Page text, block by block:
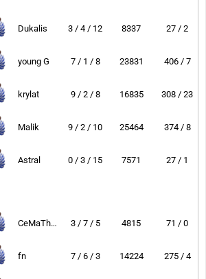
Dukalis 3 / 4 / 12 8337 27 / 2
young G 7 / 1 / 8 23831 406 / 7
krylat 9 / 2 / 8 16835 308 / 23
Malik 9 / 2 / 10 25464 374 / 8
Astral 0 / 3 / 15 7571 27 / 1
CeMaTheSlayeR 3 / 7 / 5 4815 71 / 0
fn 7 / 6 / 3 14224 275 / 4